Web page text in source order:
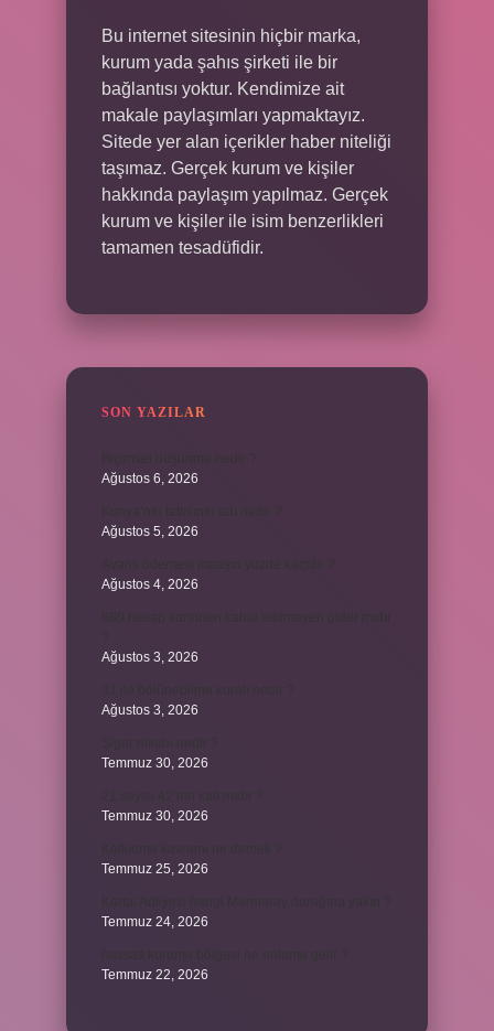
Bu internet sitesinin hiçbir marka,
kurum yada şahıs şirketi ile bir
bağlantısı yoktur. Kendimize ait
makale paylaşımları yapmaktayız.
Sitede yer alan içerikler haber niteliği
taşımaz. Gerçek kurum ve kişiler
hakkında paylaşım yapılmaz. Gerçek
kurum ve kişiler ile isim benzerlikleri
tamamen tesadüfidir.
SON YAZILAR
Ağustos 6, 2026
Ağustos 5, 2026
Ağustos 4, 2026
Ağustos 3, 2026
Ağustos 3, 2026
Temmuz 30, 2026
Temmuz 30, 2026
Temmuz 25, 2026
Temmuz 24, 2026
Temmuz 22, 2026